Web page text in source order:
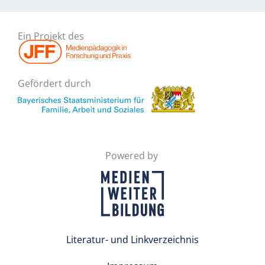
Ein Projekt des
Gefördert durch
Powered by
Literatur- und Linkverzeichnis